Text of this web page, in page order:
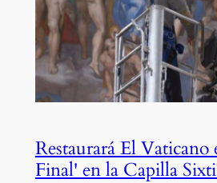
Restaurará El Vaticano
Final' en la Capilla